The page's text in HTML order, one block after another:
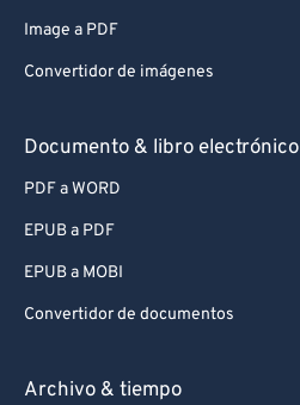
Image a PDF
Convertidor de imágenes
Documento & libro electrónico
PDF a WORD
EPUB a PDF
EPUB a MOBI
Convertidor de documentos
Archivo & tiempo